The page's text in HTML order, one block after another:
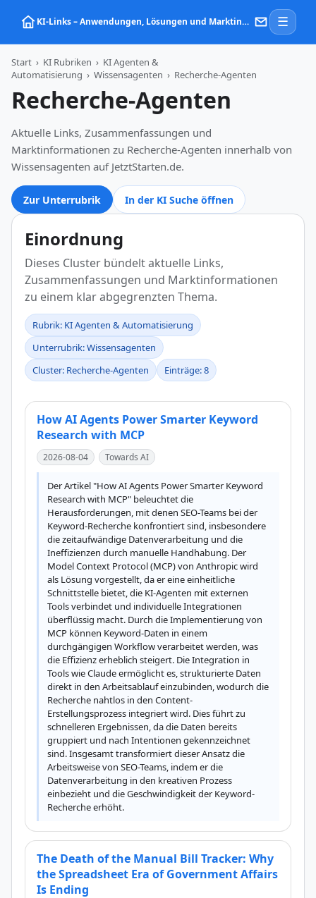
KI‑Links – Anwendungen, Lösungen und Marktinformationen zu Künstlicher Intelligenz ☰
Start › KI Rubriken › KI Agenten &
Automatisierung › Wissensagenten › Recherche-Agenten
Recherche-Agenten
Aktuelle Links, Zusammenfassungen und
Marktinformationen zu Recherche-Agenten innerhalb von
Wissensagenten auf JetztStarten.de.
Zur Unterrubrik In der KI Suche öffnen
Einordnung
Dieses Cluster bündelt aktuelle Links,
Zusammenfassungen und Marktinformationen
zu einem klar abgegrenzten Thema.
Rubrik: KI Agenten & Automatisierung
Unterrubrik: Wissensagenten
Cluster: Recherche-Agenten
Einträge: 8
How AI Agents Power Smarter Keyword
Research with MCP
2026-08-04 Towards AI
Der Artikel "How AI Agents Power Smarter Keyword
Research with MCP" beleuchtet die
Herausforderungen, mit denen SEO-Teams bei der
Keyword-Recherche konfrontiert sind, insbesondere
die zeitaufwändige Datenverarbeitung und die
Ineffizienzen durch manuelle Handhabung. Der
Model Context Protocol (MCP) von Anthropic wird
als Lösung vorgestellt, da er eine einheitliche
Schnittstelle bietet, die KI-Agenten mit externen
Tools verbindet und individuelle Integrationen
überflüssig macht. Durch die Implementierung von
MCP können Keyword-Daten in einem
durchgängigen Workflow verarbeitet werden, was
die Effizienz erheblich steigert. Die Integration in
Tools wie Claude ermöglicht es, strukturierte Daten
direkt in den Arbeitsablauf einzubinden, wodurch die
Recherche nahtlos in den Content-
Erstellungsprozess integriert wird. Dies führt zu
schnelleren Ergebnissen, da die Daten bereits
gruppiert und nach Intentionen gekennzeichnet
sind. Insgesamt transformiert dieser Ansatz die
Arbeitsweise von SEO-Teams, indem er die
Datenverarbeitung in den kreativen Prozess
einbezieht und die Geschwindigkeit der Keyword-
Recherche erhöht.
The Death of the Manual Bill Tracker: Why
the Spreadsheet Era of Government Affairs
Is Ending